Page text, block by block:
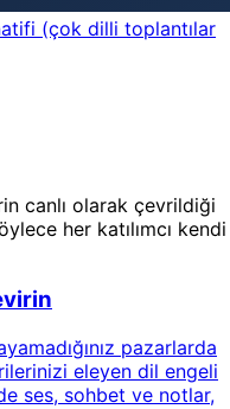
(çok dilli toplantılar
canlı olarak çevrildiği
her katılımcı kendi
pazarlarda
eleyen dil engeli
ses, sohbet ve notlar,